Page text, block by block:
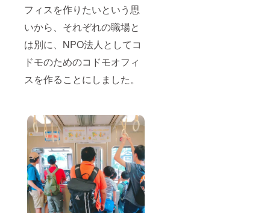
フィスを作りたいという思
いから、それぞれの職場と
は別に、NPO法人としてコ
ドモのためのコドモオフィ
スを作ることにしました。